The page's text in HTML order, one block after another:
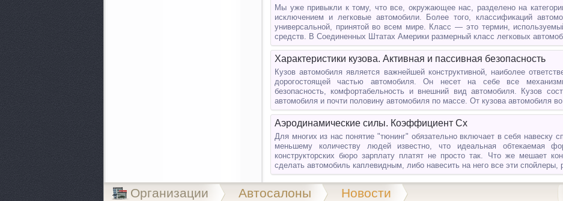
Мы уже привыкли к тому, что все, окружающее нас, разделено на
исключением и легковые автомобили. Более того, классификаций
универсальной, принятой во всем мире. Класс — это термин,
средств. В Соединенных Штатах Америки размерный класс легковых
Характеристики кузова. Активная и пассивная безопасность
Кузов автомобиля является важнейшей конструктивной, наиболее
дорогостоящей частью автомобиля. Он несет на себе все
безопасность, комфортабельность и внешний вид автомобиля. Кузов
автомобиля и почти половину автомобиля по массе. От кузова автомобиля
Аэродинамические силы. Коэффициент Cx
Для многих из нас понятие "тюнинг" обязательно включает в себя навеску
меньшему количеству людей известно, что идеальная обтекаемая
конструкторских бюро зарплату платят не просто так. Что же мешает
сделать автомобиль каплевидным, либо навесить на него все эти спойлеры,
Организации Автосалоны Новости